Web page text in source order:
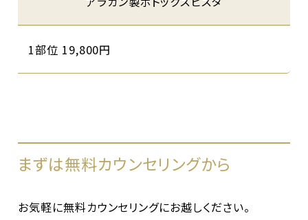
1部位 19,800円
まずは無料カウンセリングから
お気軽に無料カウンセリングにお越しください。